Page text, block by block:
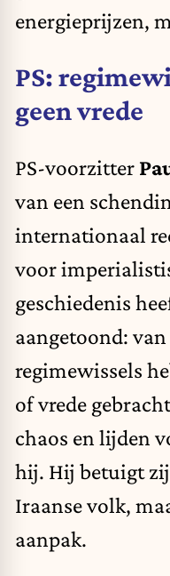
energieprijzen,
PS:
geen vrede
PS-voorzitter
van een
internationaal
voor
geschiedenis
aangetoond:
regimewissels
of vrede
chaos en lijden
hij. Hij betuigt
Iraanse volk,
aanpak.